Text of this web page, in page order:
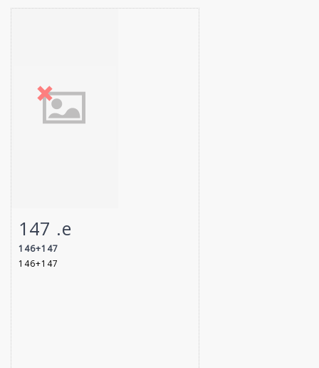
Fiche détaillée
147 .e
146+147
146+147